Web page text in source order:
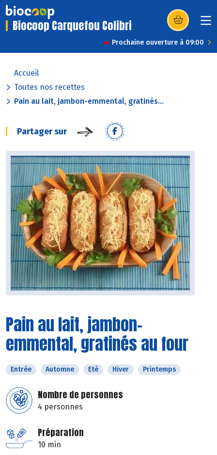
Biocoop Carquefou Colibri (s’ouvre dans
Prochaine ouverture à 09:00
Accueil
Toutes nos recettes
Pain au lait, jambon-emmental, gratinés...
Partager sur
Pain au lait, jambon-
emmental, gratinés au four
Entrée Automne Eté Hiver Printemps
Nombre de personnes
4 personnes
Préparation
10 min